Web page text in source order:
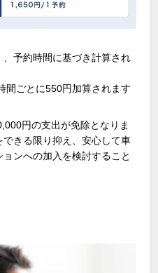
予約時間に基づき計算され
ごとに550円加算されます
円の支出が免除となりま
きる限り抑え、安心して車
ンへの加入を検討すること